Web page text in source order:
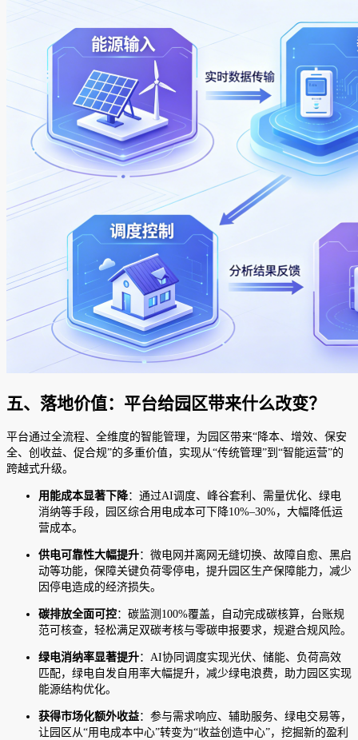
五、落地价值：平台给园区带来什么改变？
平台通过全流程、全维度的智能管理，为园区带来“降本、增效、保安
全、创收益、促合规”的多重价值，实现从“传统管理”到“智能运营”的
跨越式升级。
用能成本显著下降：通过AI调度、峰谷套利、需量优化、绿电
消纳等手段，园区综合用电成本可下降10%–30%，大幅降低运
营成本。
供电可靠性大幅提升：微电网并离网无缝切换、故障自愈、黑启
动等功能，保障关键负荷零停电，提升园区生产保障能力，减少
因停电造成的经济损失。
碳排放全面可控：碳监测100%覆盖，自动完成碳核算，台账规
范可核查，轻松满足双碳考核与零碳申报要求，规避合规风险。
绿电消纳率显著提升：AI协同调度实现光伏、储能、负荷高效
匹配，绿电自发自用率大幅提升，减少绿电浪费，助力园区实现
能源结构优化。
获得市场化额外收益：参与需求响应、辅助服务、绿电交易等，
让园区从“用电成本中心”转变为“收益创造中心”，挖掘新的盈利